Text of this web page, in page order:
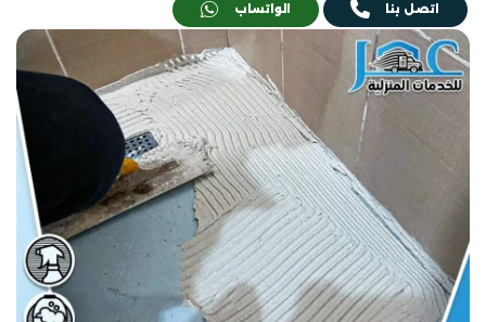
اتصل بنا الواتساب